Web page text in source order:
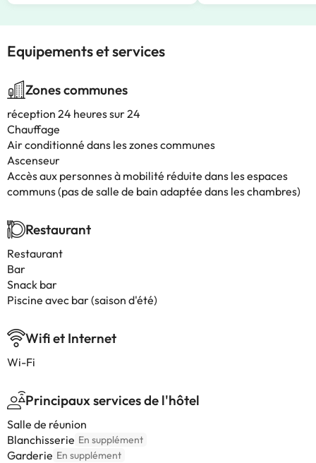
Equipements et services
Zones communes
réception 24 heures sur 24
Chauffage
Air conditionné dans les zones communes
Ascenseur
Accès aux personnes à mobilité réduite dans les espaces
communs (pas de salle de bain adaptée dans les chambres)
Restaurant
Restaurant
Bar
Snack bar
Piscine avec bar (saison d'été)
Wifi et Internet
Wi-Fi
Principaux services de l'hôtel
Salle de réunion
Blanchisserie En supplément
Garderie En supplément